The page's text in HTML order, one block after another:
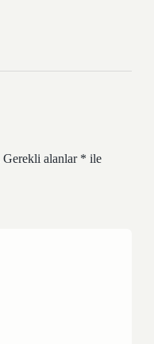
Gerekli alanlar * ile